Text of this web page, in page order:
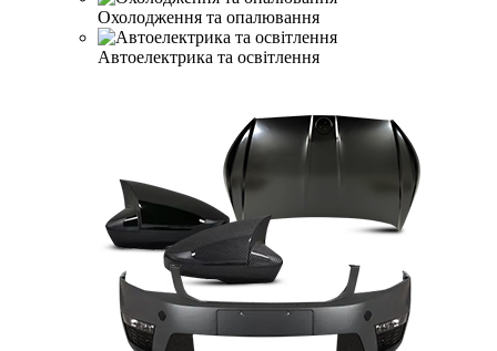
Охолодження та опалювання
Автоелектрика та освітлення